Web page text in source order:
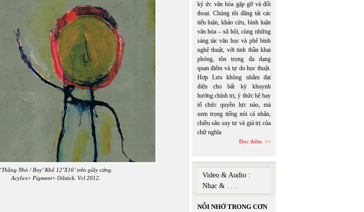
‘Thằng Nhỏ / Boy’ Khổ 12’X16’ trên giấy cứng.
Acylics+ Pigment+ Oilstick. Vcl 2012.
ký ức văn hóa gặp gỡ và đối
thoại. Chúng tôi đăng tải các
tiểu luận, khảo cứu, bình luận
văn hóa – xã hội, cùng những
sáng tác văn học và phê bình
nghệ thuật, với tinh thần khai
phóng, tôn trọng đa dạng
quan điểm và tự do học thuật.
Hợp Lưu không nhằm đại
diện cho bất kỳ khuynh
hướng chính trị, ý thức hệ hay
tổ chức quyền lực nào, mà
xem trọng tiếng nói cá nhân,
chiều sâu suy tư và giá trị của
chữ nghĩa
Đọc thêm
Video & Audio :
Nhạc & . . .
NỖI NHỚ TRONG CƠN